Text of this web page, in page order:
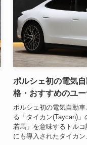
ポルシェ初の電気
格・おすすめのユ
ポルシェ初の電気自動
る「タイカン(Taycan)
若馬」を意味するトル
にも導入されたタイカ